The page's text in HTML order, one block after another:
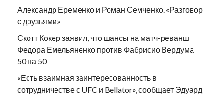
Александр Еременко и Роман Семченко. «Разговор
с друзьями»
Скотт Кокер заявил, что шансы на матч-реванш
Федора Емельяненко против Фабрисио Вердума
50 на 50
«Есть взаимная заинтересованность в
сотрудничестве с UFC и Bellator», сообщает Эдуард